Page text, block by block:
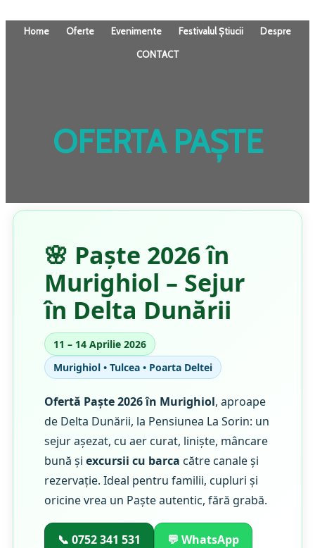
Home Oferte Evenimente Festivalul Știucii Despre
CONTACT
OFERTA PAȘTE
🌸 Paște 2026 în
Murighiol – Sejur
în Delta Dunării
11 – 14 Aprilie 2026
Murighiol • Tulcea • Poarta Deltei
Ofertă Paște 2026 în Murighiol, aproape
de Delta Dunării, la Pensiunea La Sorin: un
sejur așezat, cu aer curat, liniște, mâncare
bună și excursii cu barca către canale și
rezervație. Ideal pentru familii, cupluri și
oricine vrea un Paște autentic, fără grabă.
📞 0752 341 531 💬 WhatsApp